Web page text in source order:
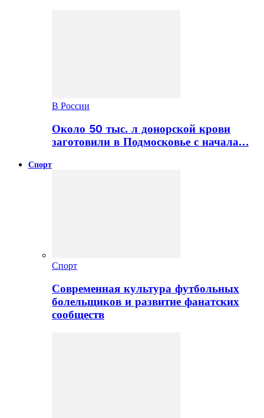
В России
Около 50 тыс. л донорской крови
заготовили в Подмосковье с начала…
Спорт
Спорт
Современная культура футбольных
болельщиков и развитие фанатских
сообществ